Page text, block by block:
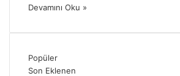
Devamını Oku »
Popüler
Son Eklenen